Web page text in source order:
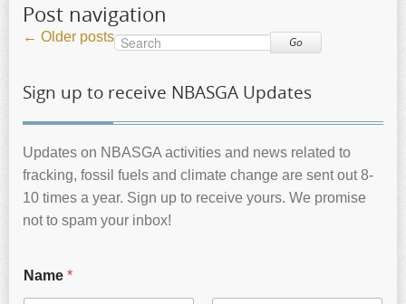
Post navigation
← Older posts Go
Sign up to receive NBASGA Updates
Updates on NBASGA activities and news related to
fracking, fossil fuels and climate change are sent out 8-
10 times a year. Sign up to receive yours. We promise
not to spam your inbox!
Name *